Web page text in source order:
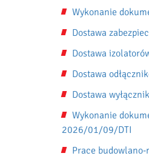
Wykonanie
Dostawa
Dostawa
Dostawa
Dostawa
Wykonanie
2026/01/09/DTI
Prace